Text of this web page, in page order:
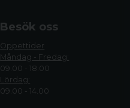
Besök oss
Öppettider
Måndag - Fredag:
09.00 - 18.00
Lördag:
09.00 - 14.00